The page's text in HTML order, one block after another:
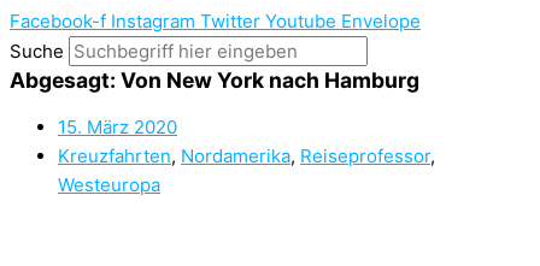
Facebook-f Instagram Twitter Youtube Envelope
Suche
Abgesagt: Von New York nach Hamburg
15. März 2020
Kreuzfahrten, Nordamerika, Reiseprofessor,
Westeuropa